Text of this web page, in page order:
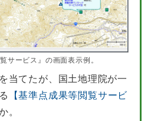
サービス』の画面表示例。
当てたが、国土地理院が一
【基準点成果等閲覧サービ
。